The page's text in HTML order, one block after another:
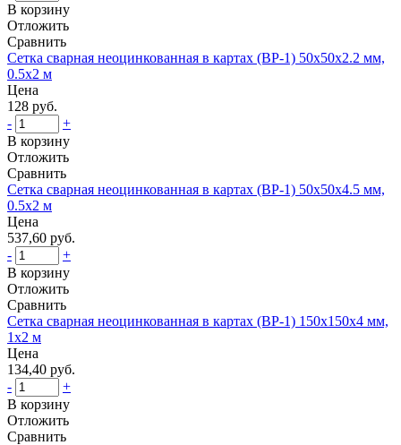
В корзину
Отложить
Сравнить
Сетка сварная неоцинкованная в картах (ВР-1) 50x50x2.2 мм,
0.5x2 м
Цена
128 руб.
-
+
В корзину
Отложить
Сравнить
Сетка сварная неоцинкованная в картах (ВР-1) 50x50x4.5 мм,
0.5x2 м
Цена
537,60 руб.
-
+
В корзину
Отложить
Сравнить
Сетка сварная неоцинкованная в картах (ВР-1) 150x150x4 мм,
1x2 м
Цена
134,40 руб.
-
+
В корзину
Отложить
Сравнить